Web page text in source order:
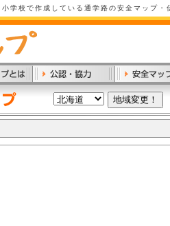
小学校で作成している通学路の安全マップ